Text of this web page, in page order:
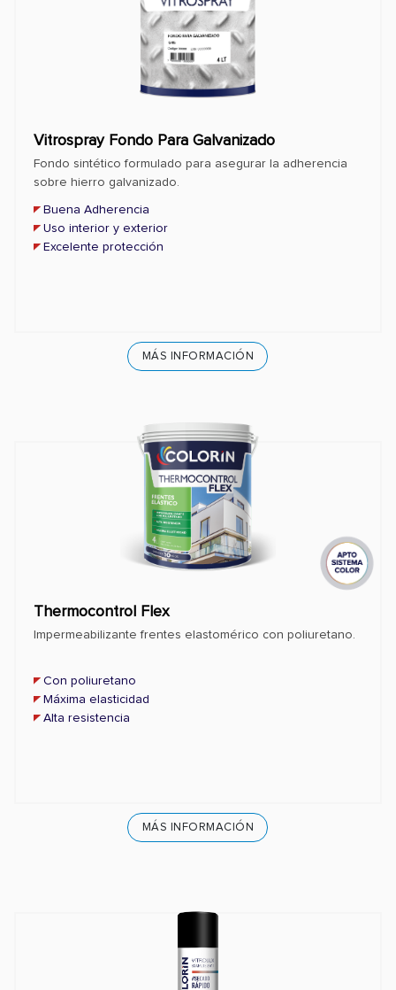
Vitrospray Fondo Para Galvanizado
Fondo sintético formulado para asegurar la adherencia
sobre hierro galvanizado.
Buena Adherencia
Uso interior y exterior
Excelente protección
MÁS INFORMACIÓN
Thermocontrol Flex
Impermeabilizante frentes elastomérico con poliuretano.
Con poliuretano
Máxima elasticidad
Alta resistencia
MÁS INFORMACIÓN